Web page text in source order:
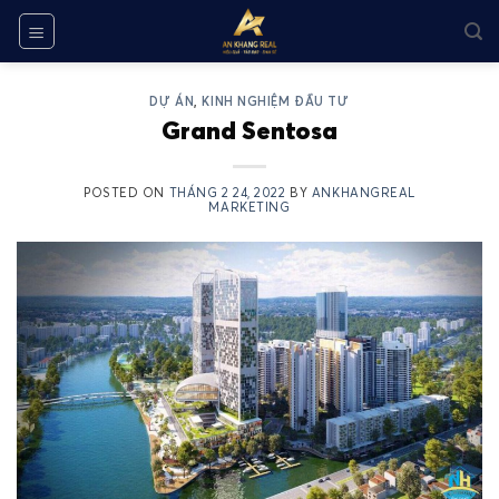
Skip
content
DỰ ÁN, KINH NGHIỆM ĐẦU TƯ
Grand Sentosa
POSTED ON THÁNG 2 24, 2022 BY ANKHANGREAL
MARKETING